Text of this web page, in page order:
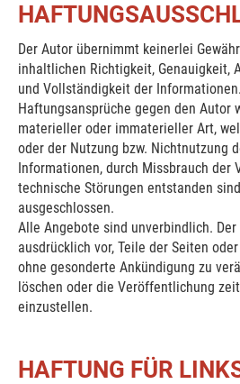
Der Autor übernimmt keinerlei
inhaltlichen Richtigkeit, Genauigkeit,
und Vollständigkeit der Informationen.
Haftungsansprüche gegen den Autor
materieller oder immaterieller Art,
oder der Nutzung bzw. Nichtnutzung
Informationen, durch Missbrauch der
technische Störungen entstanden
ausgeschlossen.
Alle Angebote sind unverbindlich.
ausdrücklich vor, Teile der Seiten
ohne gesonderte Ankündigung zu
löschen oder die Veröffentlichung
einzustellen.
HAFTUNG FÜR